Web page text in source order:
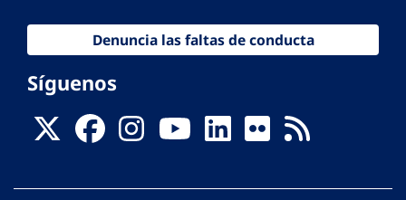
Denuncia las faltas de conducta
Síguenos